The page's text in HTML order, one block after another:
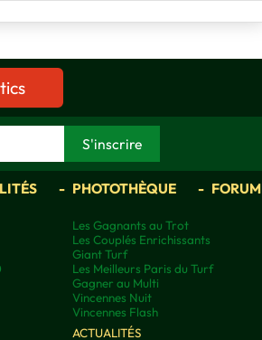
PHOTOTHÈQUE FORUM
Les Gagnants au Trot
Les Couplés Enrichissants
Giant Turf
Les Meilleurs Paris du Turf
Gagner au Multi
Vincennes Nuit
Vincennes Flash
ACTUALITÉS